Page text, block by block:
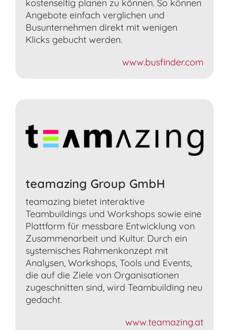
kostenseitig planen zu können. So können
Angebote einfach verglichen und
Busunternehmen direkt mit wenigen
Klicks gebucht werden.
www.busfinder.com
teamazing Group GmbH
teamazing bietet interaktive
Teambuildings und Workshops sowie eine
Plattform für messbare Entwicklung von
Zusammenarbeit und Kultur. Durch ein
systemisches Rahmenkonzept mit
Analysen, Workshops, Tools und Events,
die auf die Ziele von Organisationen
zugeschnitten sind, wird Teambuilding neu
gedacht.
www.teamazing.at